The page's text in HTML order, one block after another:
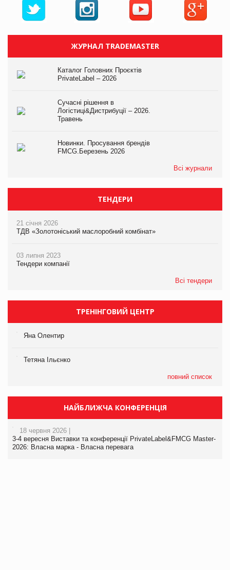
ЖУРНАЛ TRADEMASTER
Каталог Головних Проєктів
PrivateLabel – 2026
Сучасні рішення в
Логістиці&Дистрибуції – 2026.
Травень
Новинки. Просування брендів
FMCG.Березень 2026
Всі журнали
ТЕНДЕРИ
21 січня 2026
ТДВ «Золотоніський маслоробний комбінат»
03 липня 2023
Тендери компанії
Всі тендери
ТРЕНІНГОВИЙ ЦЕНТР
Яна Олентир
Тетяна Ільєнко
повний список
НАЙБЛИЖЧА КОНФЕРЕНЦІЯ
18 червня 2026 |
3-4 вересня Виставки та конференції PrivateLabel&FMCG Master-
2026: Власна марка - Власна перевага